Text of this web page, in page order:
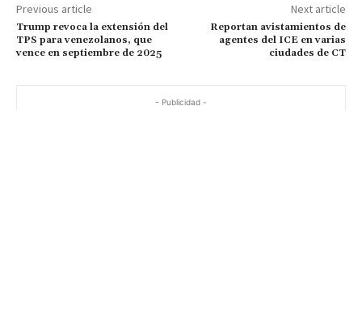
Previous article
Trump revoca la extensión del
TPS para venezolanos, que
vence en septiembre de 2025
Next article
Reportan avistamientos de
agentes del ICE en varias
ciudades de CT
- Publicidad -